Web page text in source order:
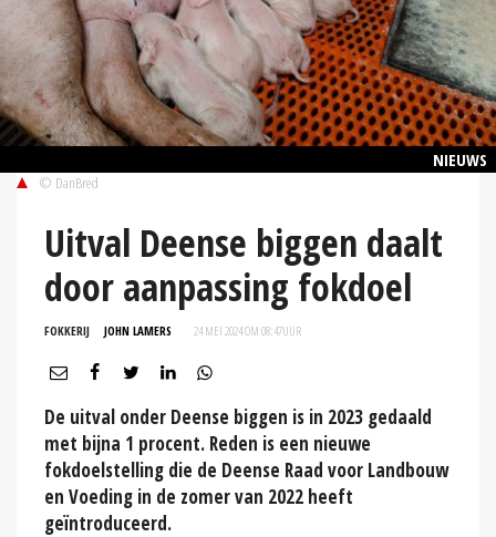
NIEUWS
© DanBred
Uitval Deense biggen daalt
door aanpassing fokdoel
FOKKERIJ JOHN LAMERS 24 MEI 2024 OM 08:47UUR
De uitval onder Deense biggen is in 2023 gedaald
met bijna 1 procent. Reden is een nieuwe
fokdoelstelling die de Deense Raad voor Landbouw
en Voeding in de zomer van 2022 heeft
geïntroduceerd.